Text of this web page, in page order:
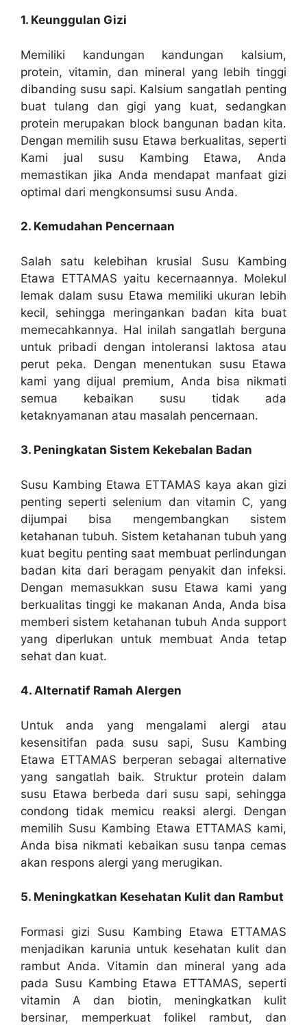
1. Keunggulan Gizi
Memiliki kandungan kandungan kalsium,
protein, vitamin, dan mineral yang lebih tinggi
dibanding susu sapi. Kalsium sangatlah penting
buat tulang dan gigi yang kuat, sedangkan
protein merupakan block bangunan badan kita.
Dengan memilih susu Etawa berkualitas, seperti
Kami jual susu Kambing Etawa, Anda
memastikan jika Anda mendapat manfaat gizi
optimal dari mengkonsumsi susu Anda.
2. Kemudahan Pencernaan
Salah satu kelebihan krusial Susu Kambing
Etawa ETTAMAS yaitu kecernaannya. Molekul
lemak dalam susu Etawa memiliki ukuran lebih
kecil, sehingga meringankan badan kita buat
memecahkannya. Hal inilah sangatlah berguna
untuk pribadi dengan intoleransi laktosa atau
perut peka. Dengan menentukan susu Etawa
kami yang dijual premium, Anda bisa nikmati
semua kebaikan susu tidak ada
ketaknyamanan atau masalah pencernaan.
3. Peningkatan Sistem Kekebalan Badan
Susu Kambing Etawa ETTAMAS kaya akan gizi
penting seperti selenium dan vitamin C, yang
dijumpai bisa mengembangkan sistem
ketahanan tubuh. Sistem ketahanan tubuh yang
kuat begitu penting saat membuat perlindungan
badan kita dari beragam penyakit dan infeksi.
Dengan memasukkan susu Etawa kami yang
berkualitas tinggi ke makanan Anda, Anda bisa
memberi sistem ketahanan tubuh Anda support
yang diperlukan untuk membuat Anda tetap
sehat dan kuat.
4. Alternatif Ramah Alergen
Untuk anda yang mengalami alergi atau
kesensitifan pada susu sapi, Susu Kambing
Etawa ETTAMAS berperan sebagai alternative
yang sangatlah baik. Struktur protein dalam
susu Etawa berbeda dari susu sapi, sehingga
condong tidak memicu reaksi alergi. Dengan
memilih Susu Kambing Etawa ETTAMAS kami,
Anda bisa nikmati kebaikan susu tanpa cemas
akan respons alergi yang merugikan.
5. Meningkatkan Kesehatan Kulit dan Rambut
Formasi gizi Susu Kambing Etawa ETTAMAS
menjadikan karunia untuk kesehatan kulit dan
rambut Anda. Vitamin dan mineral yang ada
pada Susu Kambing Etawa ETTAMAS, seperti
vitamin A dan biotin, meningkatkan kulit
bersinar, memperkuat folikel rambut, dan